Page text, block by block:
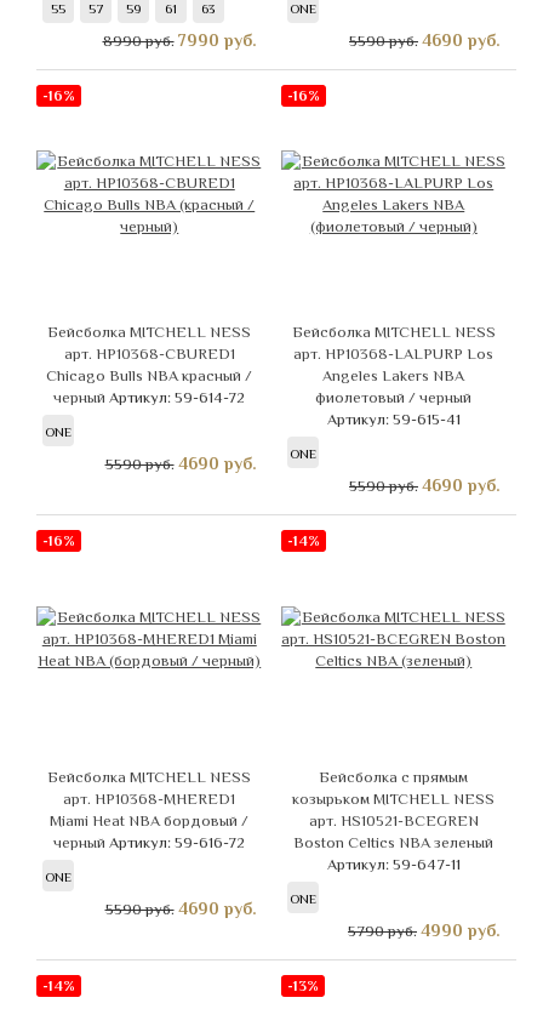
55 57 59 61 63
8990 руб. 7990 руб.
ONE
5590 руб. 4690 руб.
-16%
Бейсболка MITCHELL NESS
арт. HP10368-CBURED1
Chicago Bulls NBA красный /
черныйАртикул: 59-614-72
ONE
5590 руб. 4690 руб.
-16%
Бейсболка MITCHELL NESS
арт. HP10368-LALPURP Los
Angeles Lakers NBA
фиолетовый / черный
Артикул: 59-615-41
ONE
5590 руб. 4690 руб.
-16%
Бейсболка MITCHELL NESS
арт. HP10368-MHERED1
Miami Heat NBA бордовый /
черныйАртикул: 59-616-72
ONE
5590 руб. 4690 руб.
-14%
Бейсболка с прямым
козырьком MITCHELL NESS
арт. HS10521-BCEGREN
Boston Celtics NBA зеленый
Артикул: 59-647-11
ONE
5790 руб. 4990 руб.
-14% -13%